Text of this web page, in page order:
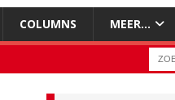
COLUMNS MEER…